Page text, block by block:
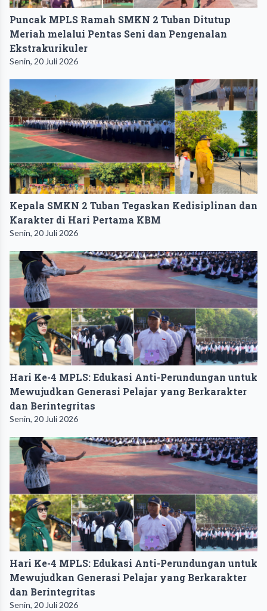
Puncak MPLS Ramah SMKN 2 Tuban Ditutup
Meriah melalui Pentas Seni dan Pengenalan
Ekstrakurikuler
Senin, 20 Juli 2026
Kepala SMKN 2 Tuban Tegaskan Kedisiplinan dan
Karakter di Hari Pertama KBM
Senin, 20 Juli 2026
Hari Ke-4 MPLS: Edukasi Anti-Perundungan untuk
Mewujudkan Generasi Pelajar yang Berkarakter
dan Berintegritas
Senin, 20 Juli 2026
Hari Ke-4 MPLS: Edukasi Anti-Perundungan untuk
Mewujudkan Generasi Pelajar yang Berkarakter
dan Berintegritas
Senin, 20 Juli 2026